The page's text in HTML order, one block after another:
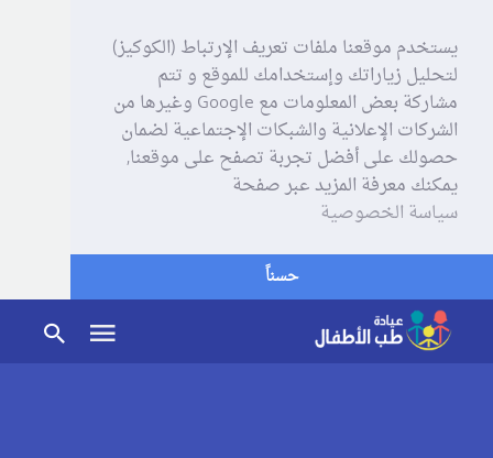
يستخدم موقعنا ملفات تعريف الإرتباط (الكوكيز)
لتحليل زياراتك وإستخدامك للموقع و تتم
مشاركة بعض المعلومات مع Google وغيرها من
الشركات الإعلانية والشبكات الإجتماعية لضمان
حصولك على أفضل تجربة تصفح على موقعنا,
يمكنك معرفة المزيد عبر صفحة
سياسة الخصوصية
حسناً